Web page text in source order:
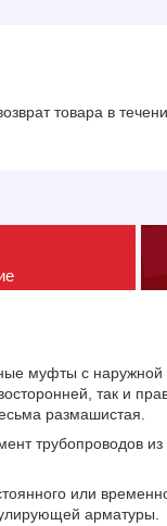
товара в
муфты с наружной
так и
размашистая.
трубопроводов
или
арматуры.